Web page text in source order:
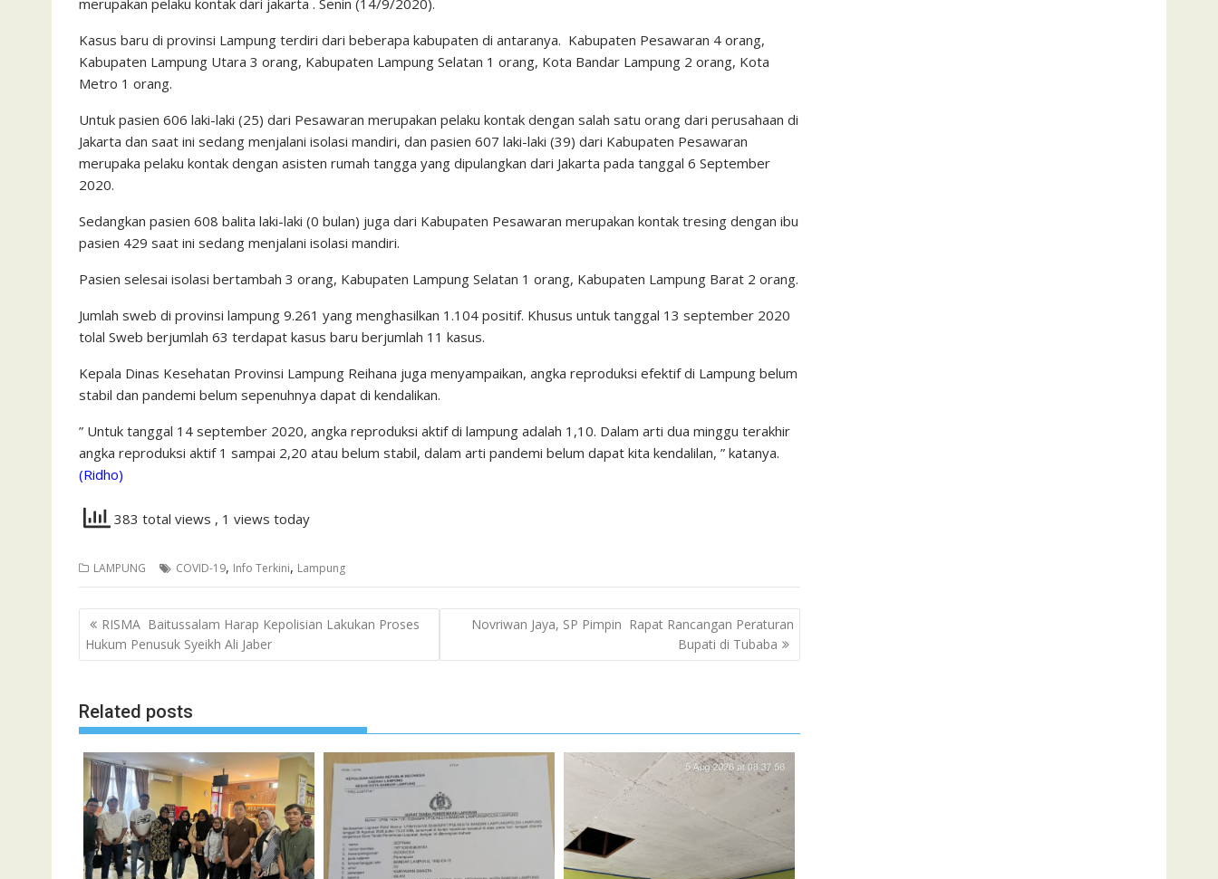
merupakan pelaku kontak dari jakarta . Senin (14/9/2020).
Kasus baru di provinsi Lampung terdiri dari beberapa kabupaten di antaranya. Kabupaten Pesawaran 4 orang,
Kabupaten Lampung Utara 3 orang, Kabupaten Lampung Selatan 1 orang, Kota Bandar Lampung 2 orang, Kota
Metro 1 orang.
Untuk pasien 606 laki-laki (25) dari Pesawaran merupakan pelaku kontak dengan salah satu orang dari perusahaan di
Jakarta dan saat ini sedang menjalani isolasi mandiri, dan pasien 607 laki-laki (39) dari Kabupaten Pesawaran
merupaka pelaku kontak dengan asisten rumah tangga yang dipulangkan dari Jakarta pada tanggal 6 September
2020.
Sedangkan pasien 608 balita laki-laki (0 bulan) juga dari Kabupaten Pesawaran merupakan kontak tresing dengan ibu
pasien 429 saat ini sedang menjalani isolasi mandiri.
Pasien selesai isolasi bertambah 3 orang, Kabupaten Lampung Selatan 1 orang, Kabupaten Lampung Barat 2 orang.
Jumlah sweb di provinsi lampung 9.261 yang menghasilkan 1.104 positif. Khusus untuk tanggal 13 september 2020
tolal Sweb berjumlah 63 terdapat kasus baru berjumlah 11 kasus.
Kepala Dinas Kesehatan Provinsi Lampung Reihana juga menyampaikan, angka reproduksi efektif di Lampung belum
stabil dan pandemi belum sepenuhnya dapat di kendalikan.
” Untuk tanggal 14 september 2020, angka reproduksi aktif di lampung adalah 1,10. Dalam arti dua minggu terakhir
angka reproduksi aktif 1 sampai 2,20 atau belum stabil, dalam arti pandemi belum dapat kita kendalilan, ” katanya.
(Ridho)
383 total views , 1 views today
LAMPUNG COVID-19, Info Terkini, Lampung
Navigasi
pos
RISMA Baitussalam Harap Kepolisian Lakukan Proses
Hukum Penusuk Syeikh Ali Jaber
Novriwan Jaya, SP Pimpin Rapat Rancangan Peraturan
Bupati di Tubaba
Related posts